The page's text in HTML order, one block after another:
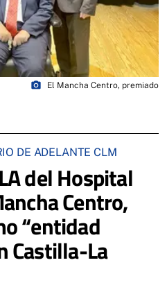
DE ADELANTE CLM
del Hospital
Centro,
“entidad
Castilla-La
photo_camera El Mancha Centro, premiado